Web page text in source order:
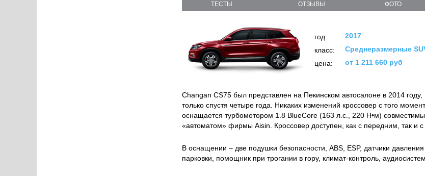
ТЕСТЫ ОТЗЫВЫ ФОТО
год:
2017
класс:
Среднеразмерные
цена:
от 1 211 660 руб
Changan CS75 был представлен на Пекинском автосалоне в 2014
только спустя четыре года. Никаких изменений кроссовер с того
оснащается турбомотором 1.8 BlueCore (163 л.с., 220 Н•м)
«автоматом» фирмы Aisin. Кроссовер доступен, как с передним, так и
В оснащении – две подушки безопасности, ABS, ESP, датчики
парковки, помощник при трогании в гору, климат-контроль,